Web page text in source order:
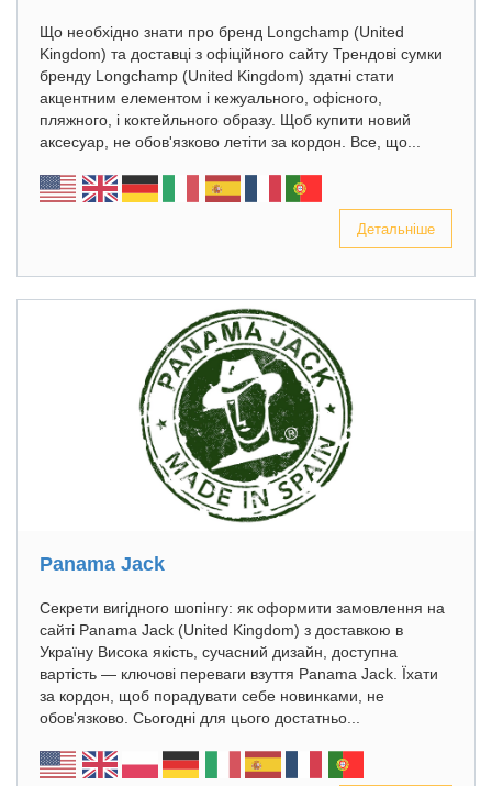
Що необхідно знати про бренд Longchamp (United
Kingdom) та доставці з офіційного сайту Трендові сумки
бренду Longchamp (United Kingdom) здатні стати
акцентним елементом і кежуального, офісного,
пляжного, і коктейльного образу. Щоб купити новий
аксесуар, не обов'язково летіти за кордон. Все, що...
Детальніше
Panama Jack
Секрети вигідного шопінгу: як оформити замовлення на
сайті Panama Jack (United Kingdom) з доставкою в
Україну Висока якість, сучасний дизайн, доступна
вартість — ключові переваги взуття Panama Jack. Їхати
за кордон, щоб порадувати себе новинками, не
обов'язково. Сьогодні для цього достатньо...